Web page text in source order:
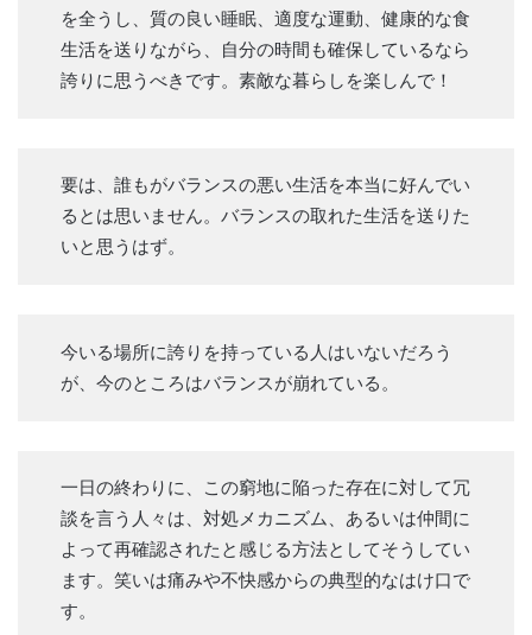
を全うし、質の良い睡眠、適度な運動、健康的な食
生活を送りながら、自分の時間も確保しているなら
誇りに思うべきです。素敵な暮らしを楽しんで！
要は、誰もがバランスの悪い生活を本当に好んでい
るとは思いません。バランスの取れた生活を送りた
いと思うはず。
今いる場所に誇りを持っている人はいないだろう
が、今のところはバランスが崩れている。
一日の終わりに、この窮地に陥った存在に対して冗
談を言う人々は、対処メカニズム、あるいは仲間に
よって再確認されたと感じる方法としてそうしてい
ます。笑いは痛みや不快感からの典型的なはけ口で
す。